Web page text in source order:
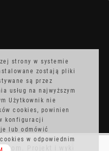
Dom. Projekt i wykonanie
strony w systemie
zostają pliki
są przez
usług na najwyższym
Użytkownik nie
cookies, powinien
konfiguracji
lub odmówić
w odpowiednim